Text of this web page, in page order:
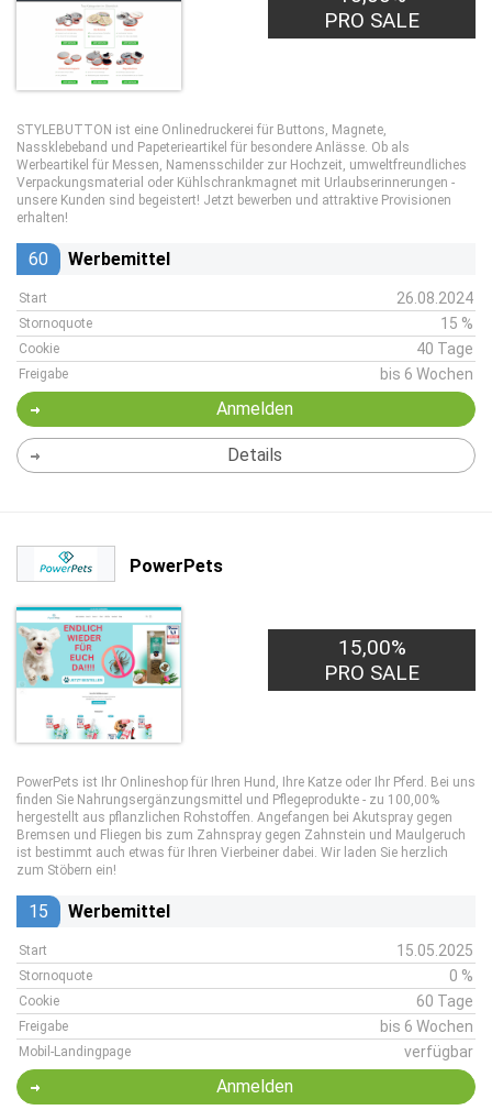
PRO SALE
STYLEBUTTON ist eine Onlinedruckerei für Buttons, Magnete,
Nassklebeband und Papeterieartikel für besondere Anlässe. Ob als
Werbeartikel für Messen, Namensschilder zur Hochzeit, umweltfreundliches
Verpackungsmaterial oder Kühlschrankmagnet mit Urlaubserinnerungen -
unsere Kunden sind begeistert! Jetzt bewerben und attraktive Provisionen
erhalten!
60 Werbemittel
Start 26.08.2024
Stornoquote 15 %
Cookie 40 Tage
Freigabe bis 6 Wochen
Anmelden
Details
PowerPets
15,00%
PRO SALE
PowerPets ist Ihr Onlineshop für Ihren Hund, Ihre Katze oder Ihr Pferd. Bei uns
finden Sie Nahrungsergänzungsmittel und Pflegeprodukte - zu 100,00%
hergestellt aus pflanzlichen Rohstoffen. Angefangen bei Akutspray gegen
Bremsen und Fliegen bis zum Zahnspray gegen Zahnstein und Maulgeruch
ist bestimmt auch etwas für Ihren Vierbeiner dabei. Wir laden Sie herzlich
zum Stöbern ein!
15 Werbemittel
Start 15.05.2025
Stornoquote 0 %
Cookie 60 Tage
Freigabe bis 6 Wochen
Mobil-Landingpage verfügbar
Anmelden